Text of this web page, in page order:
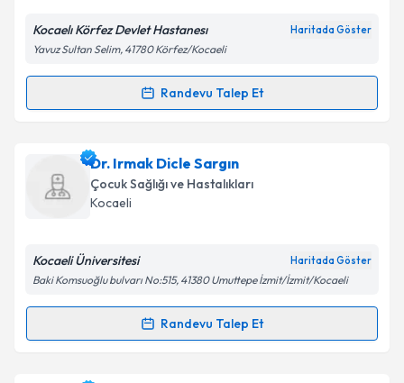
Kişisel verilerimin işlenmesine ilişkin
Aydınlatma
Metni'ni okudum ve kişisel verilerimin belirtilen
kapsamda işlenmesini kabul ediyorum.
Kocaelı Körfez Devlet Hastanesı Haritada Göster
Yavuz Sultan Selim, 41780 Körfez/Kocaeli
Randevu Talep Et
Randevu Takvimi Talebi
Dr. Tuğba Kazmacan için randevu takvimi talebi
oluşturun. Size bu uzmandan randevu almanız için bir
takvim hazırlandığında e-posta ile bilgilendireceğiz.
Kişisel verilerimin işlenmesine ilişkin
Metni'ni okudum ve kişisel verilerimin belirtilen
Dr. Irmak Dicle Sargın
Çocuk Sağlığı ve Hastalıkları
Kocaeli
Kocaeli Üniversitesi Haritada Göster
Baki Komsuoğlu bulvarı No:515, 41380 Umuttepe İzmit/İzmit/Kocaeli
Randevu Talep Et
Randevu Takvimi Talebi